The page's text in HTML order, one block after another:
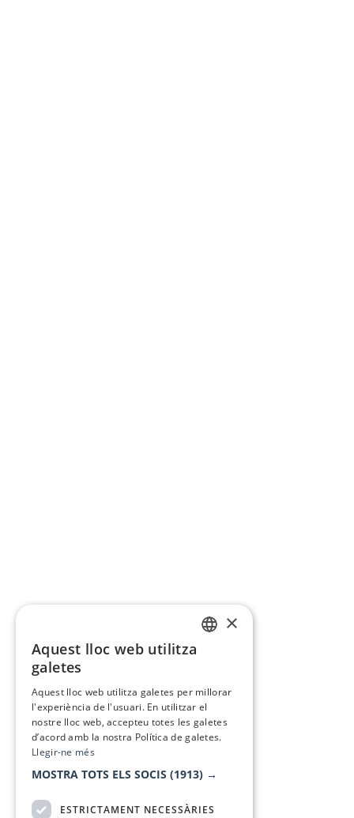
×
Aquest lloc web utilitza
galetes
Aquest lloc web utilitza galetes per millorar
l'experiència de l'usuari. En utilitzar el
nostre lloc web, accepteu totes les galetes
d’acord amb la nostra Política de galetes.
Llegir-ne més
MOSTRA TOTS ELS SOCIS (1913) →
ESTRICTAMENT NECESSÀRIES